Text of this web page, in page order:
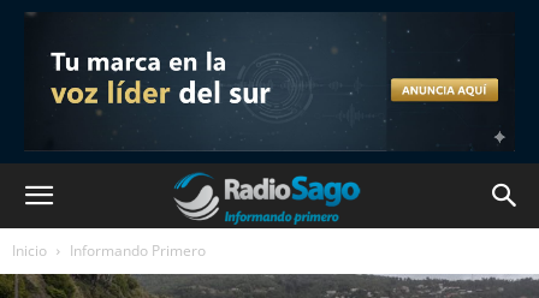
Inicio Informando Primero